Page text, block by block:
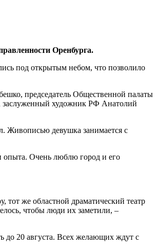
Оренбурга.
под открытым небом, что позволило
председатель Общественной палаты
заслуженный художник РФ Анатолий
Живописью девушка занимается с
опыта. Очень люблю город и его
тот же областной драматический театр
чтобы люди их заметили, –
до 20 августа. Всех желающих ждут с